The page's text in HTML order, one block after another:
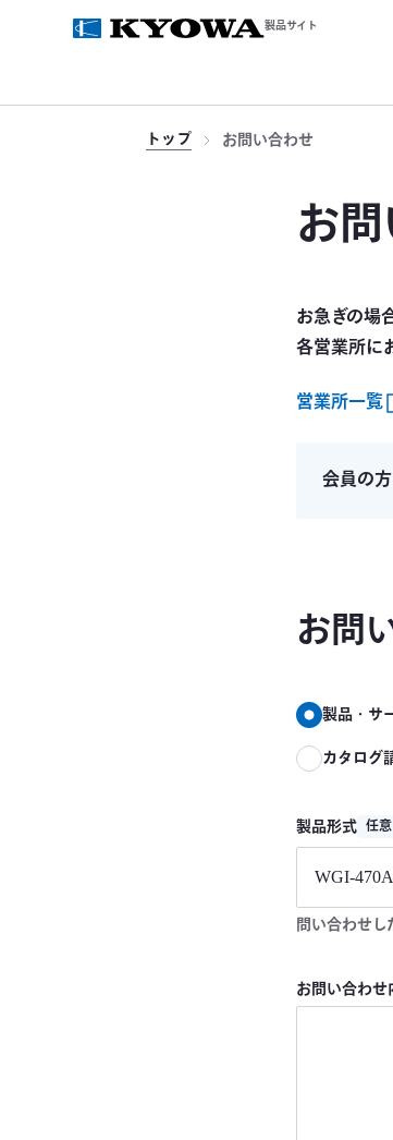
製品サイト
トップ お問い合わせ
お
お急ぎの場
各営業所に
営業所一覧
会員の
お問
製品・サ
カタログ
製品形式 任意
問い合わせし
お問い合わせ